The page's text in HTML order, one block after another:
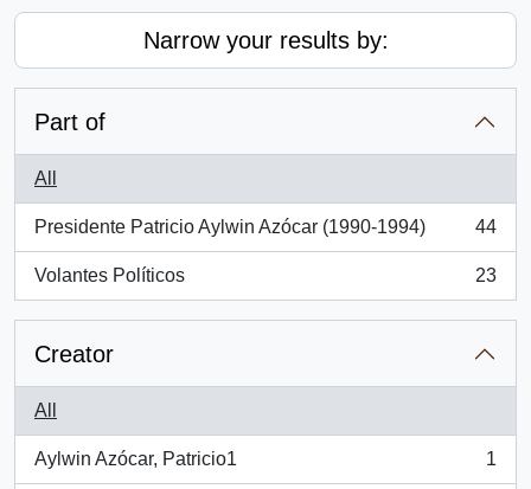
Narrow your results by:
Part of
All
Presidente Patricio Aylwin Azócar (1990-1994)
, 44 results
44
Volantes Políticos
, 23 results
23
Creator
All
Aylwin Azócar, Patricio1
, 1 results
1